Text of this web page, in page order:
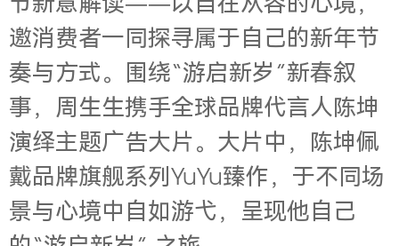
节新意解读——以自在从容的心境，
邀消费者一同探寻属于自己的新年节
奏与方式。围绕“游启新岁”新春叙
事，周生生携手全球品牌代言人陈坤
演绎主题广告大片。大片中，陈坤佩
戴品牌旗舰系列YuYu臻作，于不同场
景与心境中自如游弋，呈现他自己